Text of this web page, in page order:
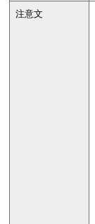
注意文